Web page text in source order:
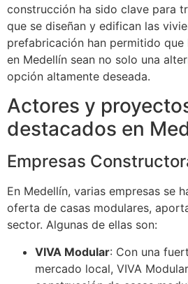
construcción ha sido clave para
que se diseñan y edifican las
prefabricación han permitido que
en Medellín sean no solo una
opción altamente deseada.
Actores y
destacados en
Empresas
En Medellín, varias empresas se
oferta de casas modulares,
sector. Algunas de ellas son:
VIVA Modular: Con una
mercado local, VIVA